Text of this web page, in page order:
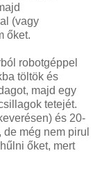
(vagy
őket.
robotgéppel
töltök és
majd egy
tetejét.
és 20-
még nem pirul
őket, mert